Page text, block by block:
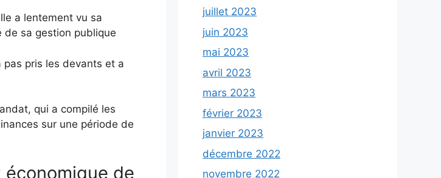
a lentement vu sa
sa gestion publique
pas pris les devants et a
qui a compilé les
sur une période de
de
juillet 2023
juin 2023
mai 2023
avril 2023
mars 2023
février 2023
janvier 2023
décembre 2022
novembre 2022